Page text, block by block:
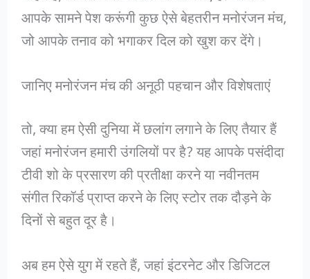
आपके सामने पेश करूंगी कुछ ऐसे बेहतरीन मनोरंजन मंच,
जो आपके तनाव को भगाकर दिल को खुश कर देंगे।
जानिए मनोरंजन मंच की अनूठी पहचान और विशेषताएं
तो, क्या हम ऐसी दुनिया में छलांग लगाने के लिए तैयार हैं
जहां मनोरंजन हमारी उंगलियों पर है? यह आपके पसंदीदा
टीवी शो के प्रसारण की प्रतीक्षा करने या नवीनतम
संगीत रिकॉर्ड प्राप्त करने के लिए स्टोर तक दौड़ने के
दिनों से बहुत दूर है।
अब हम ऐसे युग में रहते हैं, जहां इंटरनेट और डिजिटल